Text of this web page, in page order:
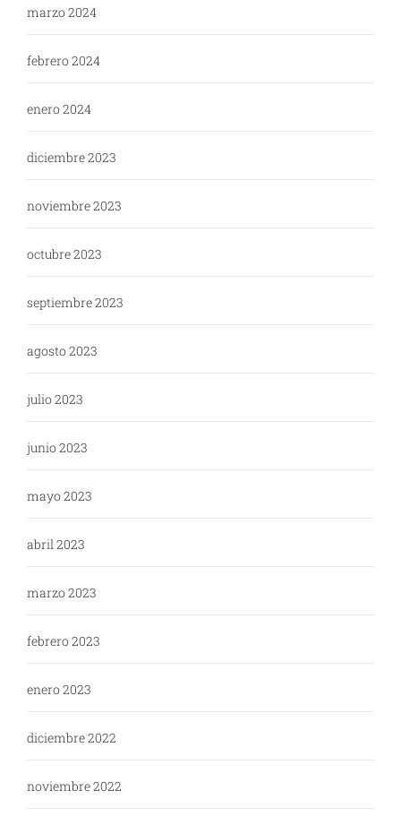
marzo 2024
febrero 2024
enero 2024
diciembre 2023
noviembre 2023
octubre 2023
septiembre 2023
agosto 2023
julio 2023
junio 2023
mayo 2023
abril 2023
marzo 2023
febrero 2023
enero 2023
diciembre 2022
noviembre 2022